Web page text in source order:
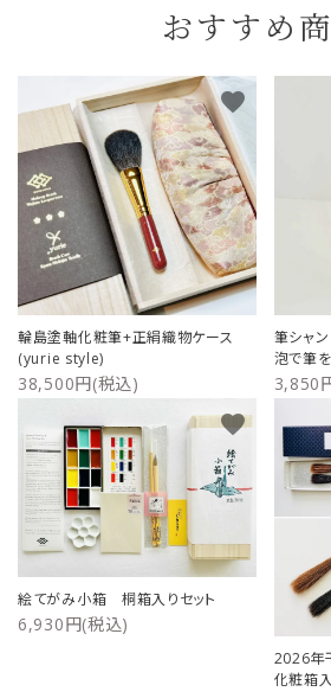
おすすめ
輪島塗軸化粧筆+正絹織物ケース
(yurie style)
38,500円(税込)
favorite
筆シャ
泡で筆
3,850
絵てがみ小箱 桐箱入りセット
6,930円(税込)
favorite
2026年
化粧箱入